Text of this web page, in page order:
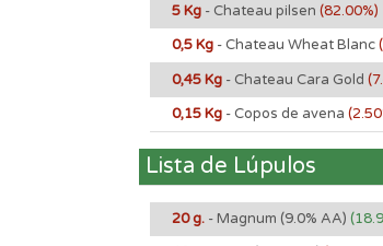
5 Kg - Chateau pilsen (82.00%)
0,5 Kg - Chateau Wheat Blanc
0,45 Kg - Chateau Cara Gold
0,15 Kg - Copos de avena
Lista de Lúpulos
20 g. - Magnum (9.0% AA)